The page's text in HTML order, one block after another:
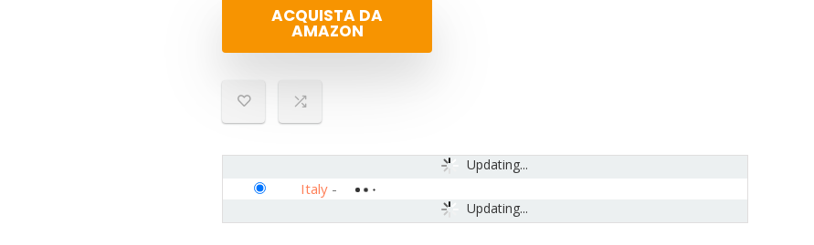
ACQUISTA DA
AMAZON
Updating...
Updating...
Italy -